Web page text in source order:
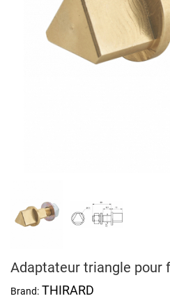
Adaptateur triangle pour
Brand: THIRARD